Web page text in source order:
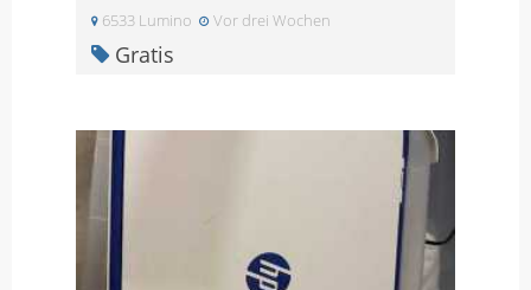
6533 Lumino Vor drei Wochen
Gratis